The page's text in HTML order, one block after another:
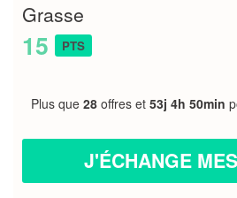
Grasse
15 PTS
Plus que 28 offres et 53j 4h 50min
J'ÉCHANGE